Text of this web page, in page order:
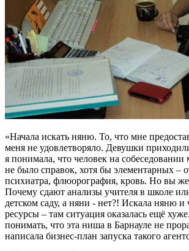
«Начала искать няню. То, что мне
меня не удовлетворяло. Девушки
я понимала, что человек на
не было справок, хотя бы элементарных –
психиатра, флюорография, кровь. Но вы же
Почему сдают анализы учителя в школе
детском саду, а няни - нет?! Искала няню и
ресурсы – там ситуация оказалась ещё
понимать, что эта ниша в Барнауле не
написала бизнес-план запуска такого